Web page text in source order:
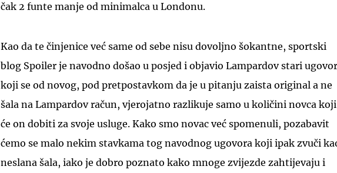
čak 2 funte manje od minimalca u Londonu.
Kao da te činjenice već same od sebe nisu dovoljno šokantne, sportski
blog Spoiler je navodno došao u posjed i objavio Lampardov stari
koji se od novog, pod pretpostavkom da je u pitanju zaista original a ne
šala na Lampardov račun, vjerojatno razlikuje samo u količini novca koji
će on dobiti za svoje usluge. Kako smo novac već spomenuli, pozabavit
ćemo se malo nekim stavkama tog navodnog ugovora koji ipak zvuči
neslana šala, iako je dobro poznato kako mnoge zvijezde zahtijevaju i